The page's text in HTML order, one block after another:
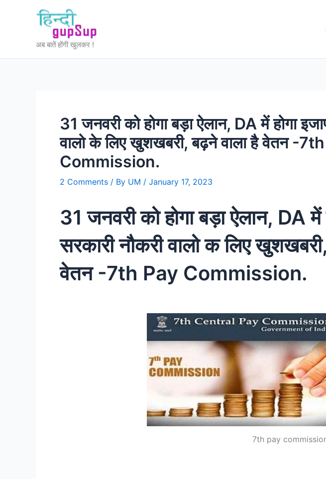
अब बातें होंगी खुलकर !
31 जनवरी को होगा बड़ा ऐलान, DA में होगा
वालो के लिए खुशखबरी, बढ़ने वाला है वेतन -
Commission.
2 Comments / By UM / January 17, 2023
31 जनवरी को होगा बड़ा ऐलान, DA में
सरकारी नौकरी वालो क लिए
वेतन -7th Pay Commission.
7th pay